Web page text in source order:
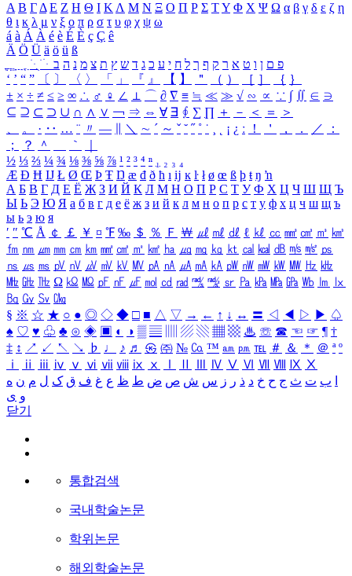
Α Β ΓΔ Ε Ζ Η Θ Ι ΚΛ Μ Ν Ξ Ο Π Ρ Σ ΤΥ Φ Χ Ψ Ω α β γ δ ε ζ η
θ ι κ λ μ ν ξ ο π ρ σ τ υ φ χ ψ ω
á à Á À é è É È ç Ç ê
Ä Ö Ü ä ö ü ß
ִֶֹ ֻּ ׁׂ פ ם ן ו ט א ר ק ף ך ל ח י ע כ ג ד ש ץ ת צ מ נ ה ב
‘ ’ “ ” 〔 〕 〈 〉 「 」 『 』 【 】 ＂ （ ） ［ ］ ｛ ｝
± × ÷ ≠ ≤ ≥ ∞ ∴ ♂ ♀ ∠ ⊥ ⌒ ∂ ∇ ≡ ≒ ≪ ≫ √ ∽ ∝ ∵ ∫ ∬ ∈ ∋
⊆ ⊇ ⊂ ⊃ ∪ ∩ ∧ ∨ ￢ ⇒ ⇔ ∀ ∃ ∮ ∑ ∏ ＋ － ＜ ＝
＞
、
。 · ‥ … ¨ 〃 ― ＼ ∼ ´ ～ ˇ ˘ ˝ ˚ ˙ ¸ ¡ ¿ ː ！ ＇ ， ． ／
：
；
？ ＾ ｀
½ ⅓ ⅔ ¼ ¾ ⅛ ⅜ ⅝ ⅞ ¹ ² ³ ⁴ ⁿ ₁ ₂ ₃ ₄
Æ Ð Ħ Ĳ Ł Ø Œ Þ Ŧ Ŋ æ đ ð ħ ı ĳ ĸ ŀ ł ø œ ß þ ŧ ŋ ŉ
А Б В Г Д Е Ё Ж З И Й К Л М Н О П Р С Т У Ф Х Ц Ч Ш Щ Ъ
Ы Ь Э Ю Я а б в г д е ё ж з и й к л м н о п р с т у ф х ц ч ш щ ъ
ы ь э ю я
′ ″ ℃ Å ￠ ￡ ￥ ¤ ℉ ‰ ＄ ％ Ｆ ￦ ㎕ ㎖ ㎗ ℓ ㎘ ㏄ ㎣ ㎤ ㎥ ㎦
㎙ ㎚ ㎛ ㎜ ㎝ ㎞ ㎟ ㎠ ㎡ ㎢ ㏊ ㎍ ㎎ ㎏ ㏏ ㎈ ㎉ ㏈ ㎧ ㎨ ㎰
㎱ ㎲ ㎳ ㎴ ㎵ ㎶ ㎷ ㎸ ㎹ ㎀ ㎁ ㎂ ㎃ ㎄ ㎺ ㎻ ㎽ ㎾ ㎿ ㎐ ㎑
㎒ ㎓ ㎔ Ω ㏀ ㏁ ㎊ ㎋ ㎌ ㏖ ㏅ ㎭ ㎮ ㎯ ㏛ ㎩ ㎪ ㎫ ㎬ ㏝ ㏐
㏓
㏃ ㏉ ㏜ ㏆
§ ※ ☆ ★ ○ ● ◎ ◇ ◆ □ ■ △ ▽ → ← ↑ ↓ ↔ 〓 ◁ ◀ ▷ ▶ ♤
♠ ♡ ♥ ♧ ♣ ⊙ ◈ ▣ ◐ ◑ ▒ ▤ ▨ ▧ ▦ ▩ ♨ ☏ ☎ ☜ ☞ ¶ †
‡ ↕ ↗ ↙ ↖ ↘ ♭ ♩ ♪ ♬ ㉿ ㈜ № ㏇ ™ ㏂ ㏘ ℡ ＃ ＆ ＊ ＠ ª º
ⅰ
ⅱ ⅲ ⅳ ⅴ ⅵ ⅶ ⅷ ⅸ ⅹ Ⅳ Ⅴ Ⅵ Ⅶ Ⅷ Ⅸ Ⅹ
ب ت ث ج ح خ د ذ ر ز س ش ص ض ط ظ ع غ ف ق ک ل م ن ه
و ی
닫기
통합검색
국내학술논문
학위논문
해외학술논문